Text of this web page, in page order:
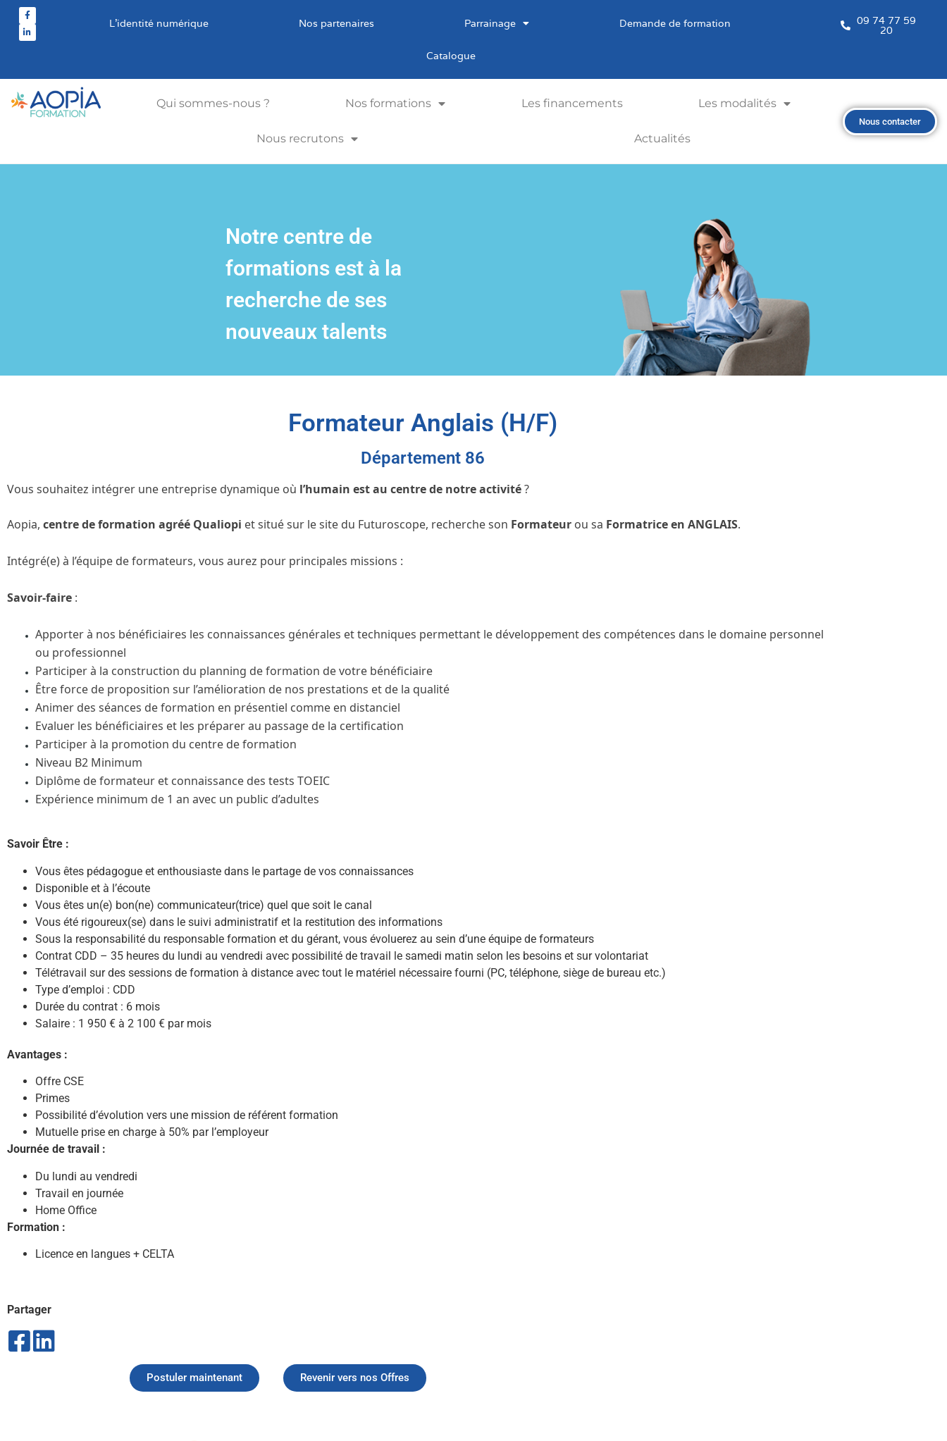
L’identité numérique Nos partenaires Parrainage Demande de formation
Catalogue
09 74 77 59
20
Qui sommes-nous ? Nos formations Les financements Les modalités
Nous recrutons Actualités
Nous contacter
Notre centre de
formations est à la
recherche de ses
nouveaux talents
Formateur Anglais (H/F)
Département 86
Vous souhaitez intégrer une entreprise dynamique où l’humain est au centre de notre activité?
Aopia, centre de formation agréé Qualiopi et situé sur le site du Futuroscope, recherche son Formateur ou sa Formatrice en ANGLAIS.
Intégré(e) à l’équipe de formateurs, vous aurez pour principales missions :
Savoir-faire :
Apporter à nos bénéficiaires les connaissances générales et techniques permettant le développement des compétences dans le domaine personnel
ou professionnel
Participer à la construction du planning de formation de votre bénéficiaire
Être force de proposition sur l’amélioration de nos prestations et de la qualité
Animer des séances de formation en présentiel comme en distanciel
Evaluer les bénéficiaires et les préparer au passage de la certification
Participer à la promotion du centre de formation
Niveau B2 Minimum
Diplôme de formateur et connaissance des tests TOEIC
Expérience minimum de 1 an avec un public d’adultes
Savoir Être :
Vous êtes pédagogue et enthousiaste dans le partage de vos connaissances
Disponible et à l’écoute
Vous êtes un(e) bon(ne) communicateur(trice) quel que soit le canal
Vous été rigoureux(se) dans le suivi administratif et la restitution des informations
Sous la responsabilité du responsable formation et du gérant, vous évoluerez au sein d’une équipe de formateurs
Contrat CDD – 35 heures du lundi au vendredi avec possibilité de travail le samedi matin selon les besoins et sur volontariat
Télétravail sur des sessions de formation à distance avec tout le matériel nécessaire fourni (PC, téléphone, siège de bureau etc.)
Type d’emploi : CDD
Durée du contrat : 6 mois
Salaire : 1 950 € à 2 100 € par mois
Avantages :
Offre CSE
Primes
Possibilité d’évolution vers une mission de référent formation
Mutuelle prise en charge à 50% par l’employeur
Journée de travail :
Du lundi au vendredi
Travail en journée
Home Office
Formation :
Licence en langues + CELTA
Partager
Postuler maintenant Revenir vers nos Offres